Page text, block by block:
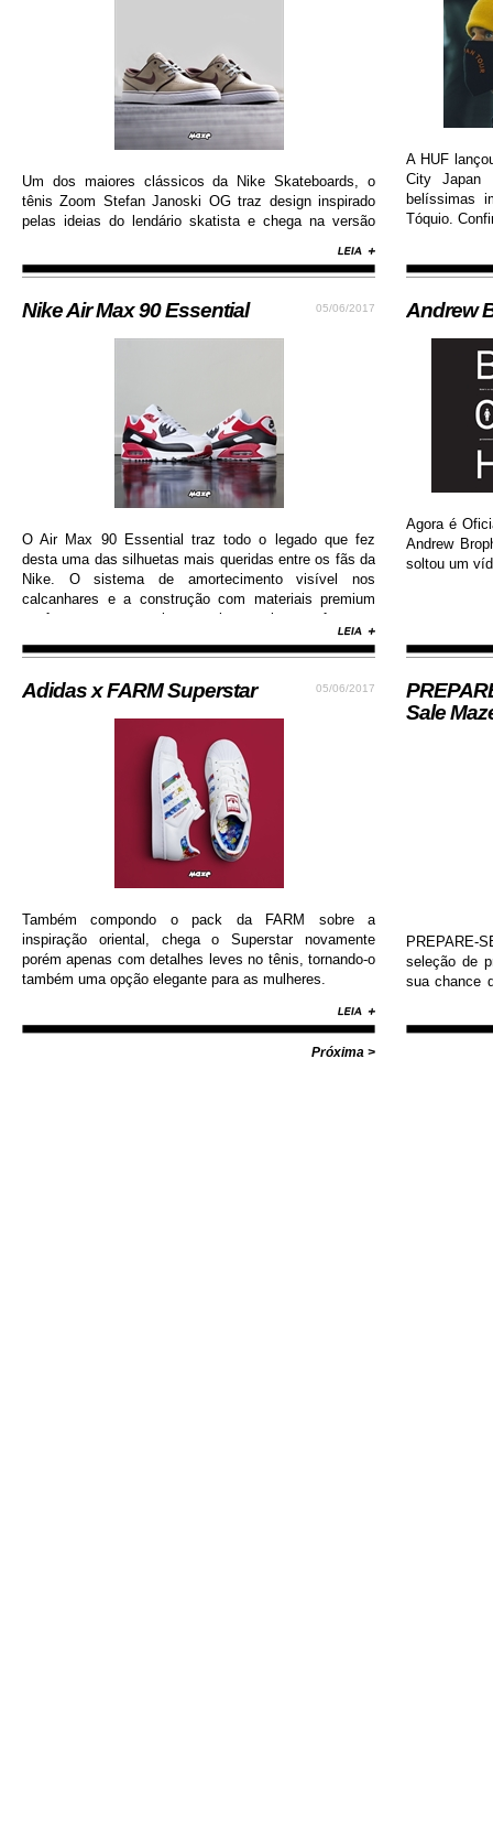
Um dos maiores clássicos da Nike Skateboards, o
tênis Zoom Stefan Janoski OG traz design inspirado
pelas ideias do lendário skatista e chega na versão
de solado de borracha que permite maior aderência.
05/06/2017
Nike Air Max 90 Essential
O Air Max 90 Essential traz todo o legado que fez
desta uma das silhuetas mais queridas entre os fãs da
Nike. O sistema de amortecimento visível nos
calcanhares e a construção com materiais premium
conferem ao sneaker muito mais conforto e
durabilidade, além de contar com colorway estilosa e
moderna...
05/06/2017
Adidas x FARM Superstar
Também compondo o pack da FARM sobre a
inspiração oriental, chega o Superstar novamente
porém apenas com detalhes leves no tênis, tornando-o
também uma opção elegante para as mulheres.
Próxima >
A HUF
City Japan
belíssimas
Tóquio.
Andrew
Agora é
Andrew
soltou um
Sale
PREPARE-
seleção de
sua chance
Diamond,